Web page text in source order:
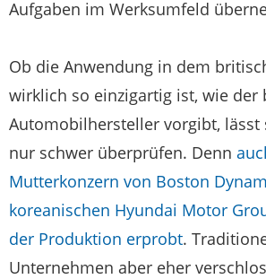
Aufgaben im Werksumfeld
Ob die Anwendung in dem
wirklich so einzigartig ist, wie der
Automobilhersteller vorgibt, lässt
nur schwer überprüfen. Denn
Mutterkonzern von Boston
koreanischen Hyundai Motor
der Produktion erprobt.
Unternehmen aber eher